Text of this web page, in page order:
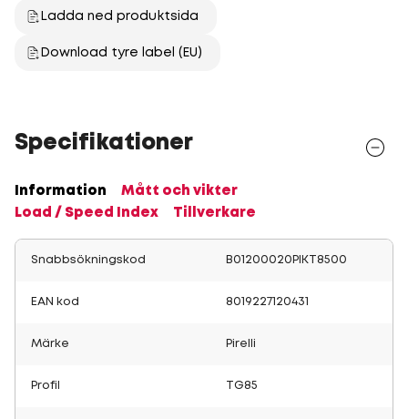
Ladda ned produktsida
Download tyre label (EU)
Specifikationer
Information
Mått och vikter
Load / Speed Index
Tillverkare
Snabbsökningskod B01200020PIKT8500
EAN kod 8019227120431
Märke Pirelli
Profil TG85